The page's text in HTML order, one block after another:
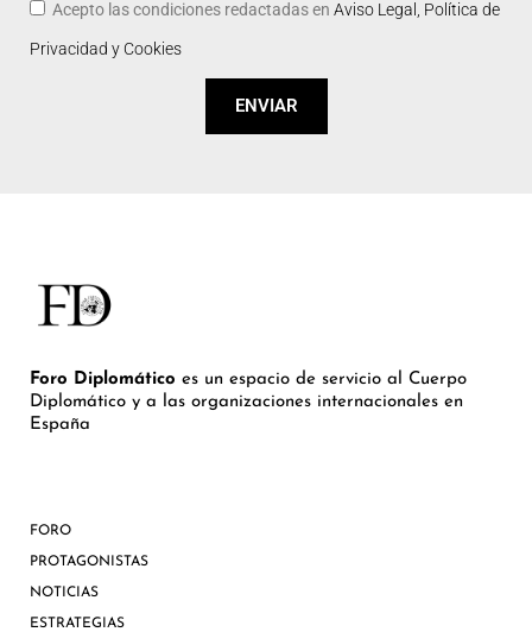
Acepto las condiciones redactadas en Aviso Legal, Política de
Privacidad y Cookies
ENVIAR
Foro Diplomático es un espacio de servicio al Cuerpo
Diplomático y a las organizaciones internacionales en
España
FORO
PROTAGONISTAS
NOTICIAS
ESTRATEGIAS